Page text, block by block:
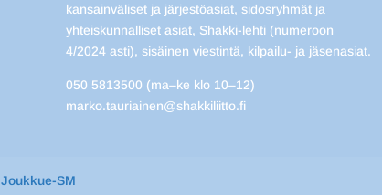
kansainväliset ja järjestöasiat, sidosryhmät ja
yhteiskunnalliset asiat, Shakki-lehti (numeroon
4/2024 asti), sisäinen viestintä, kilpailu- ja jäsenasiat.
050 5813500 (ma–ke klo 10–12)
marko.tauriainen@shakkiliitto.fi
Joukkue-SM